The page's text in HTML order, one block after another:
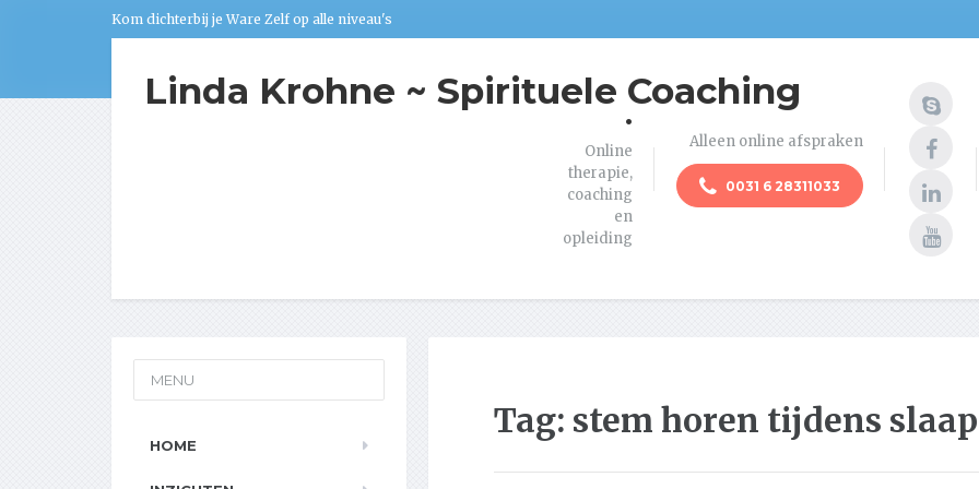
Kom dichterbij je Ware Zelf op alle niveau's
Linda Krohne ~ Spirituele Coaching
.
Online
therapie,
coaching
en
opleiding
Alleen online afspraken
0031 6 28311033
Tag: stem horen tijdens slaap
MENU
HOME